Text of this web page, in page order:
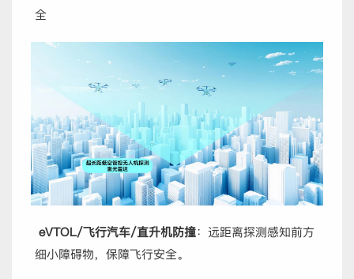
全
eVTOL/飞行汽车/直升机防撞：远距离探测感知前方
细小障碍物，保障飞行安全。